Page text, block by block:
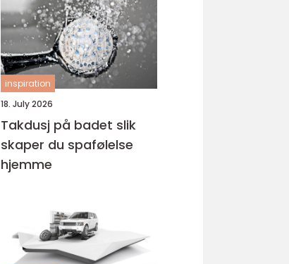
inspiration
18. July 2026
Takdusj på badet slik
skaper du spafølelse
hjemme